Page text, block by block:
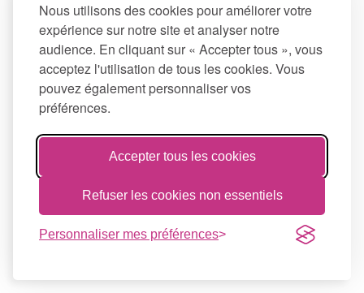
Nous utilisons des cookies pour améliorer votre
expérience sur notre site et analyser notre
audience. En cliquant sur « Accepter tous », vous
acceptez l'utilisation de tous les cookies. Vous
pouvez également personnaliser vos
préférences.
Accepter tous les cookies
Refuser les cookies non essentiels
Personnaliser mes préférences